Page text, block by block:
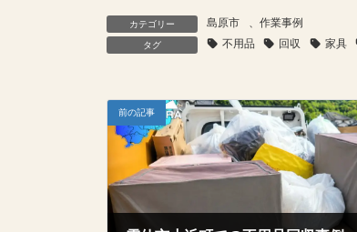
カテゴリー 島原市 、 作業事例
タグ 不用品 回収 家具
前の記事